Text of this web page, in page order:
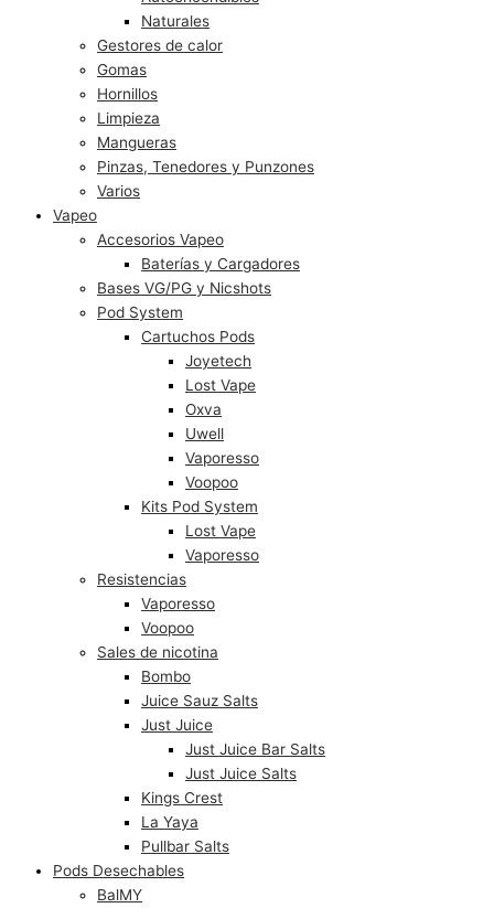
Naturales
Gestores de calor
Gomas
Hornillos
Limpieza
Mangueras
Pinzas, Tenedores y Punzones
Varios
Vapeo
Accesorios Vapeo
Baterías y Cargadores
Bases VG/PG y Nicshots
Pod System
Cartuchos Pods
Joyetech
Lost Vape
Oxva
Uwell
Vaporesso
Voopoo
Kits Pod System
Lost Vape
Vaporesso
Resistencias
Vaporesso
Voopoo
Sales de nicotina
Bombo
Juice Sauz Salts
Just Juice
Just Juice Bar Salts
Just Juice Salts
Kings Crest
La Yaya
Pullbar Salts
Pods Desechables
BalMY